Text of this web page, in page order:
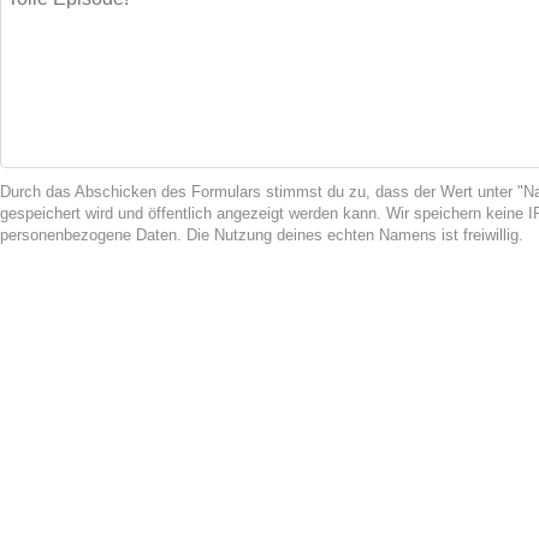
Durch das Abschicken des Formulars stimmst du zu, dass der Wert unter
gespeichert wird und öffentlich angezeigt werden kann. Wir speichern keine
personenbezogene Daten. Die Nutzung deines echten Namens ist freiwillig.